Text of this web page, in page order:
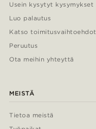
Usein kysytyt kysymykset
Luo palautus
Katso toimitusvaihtoehdot
Peruutus
Ota meihin yhteyttä
MEISTÄ
Tietoa meistä